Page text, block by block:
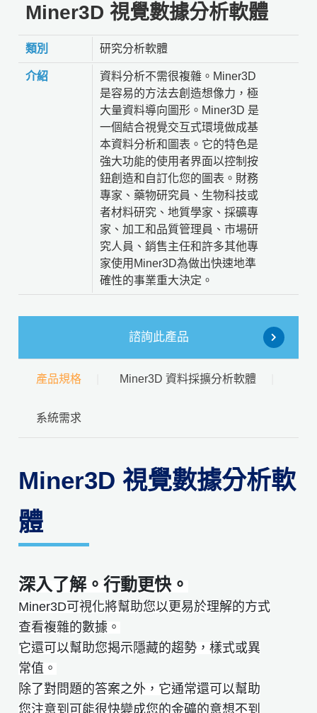
Miner3D 視覺數據分析軟體
類別 研究分析軟體
介紹
資料分析不需很複雜。Miner3D
是容易的方法去創造想像力，極
大量資料導向圖形。Miner3D 是
一個結合視覺交互式環境做成基
本資料分析和圖表。它的特色是
強大功能的使用者界面以控制按
鈕創造和自訂化您的圖表。財務
專家、藥物研究員、生物科技或
者材料研究、地質學家、採礦專
家、加工和品質管理員、市場研
究人員、銷售主任和許多其他專
家使用Miner3D為做出快速地準
確性的事業重大決定。
諮詢此產品
產品規格 Miner3D 資料採擴分析軟體
系統需求
Miner3D 視覺數據分析軟
體
深入了解。行動更快。
Miner3D可視化將幫助您以更易於理解的方式
查看複雜的數據。
它還可以幫助您揭示隱藏的趨勢，樣式或異
常值。
除了對問題的答案之外，它通常還可以幫助
您注意到可能很快變成您的金礦的意想不到